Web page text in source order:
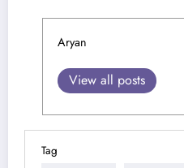
Aryan
View all posts
Tag